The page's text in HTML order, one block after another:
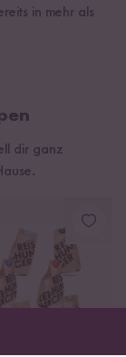
in mehr als
dir ganz